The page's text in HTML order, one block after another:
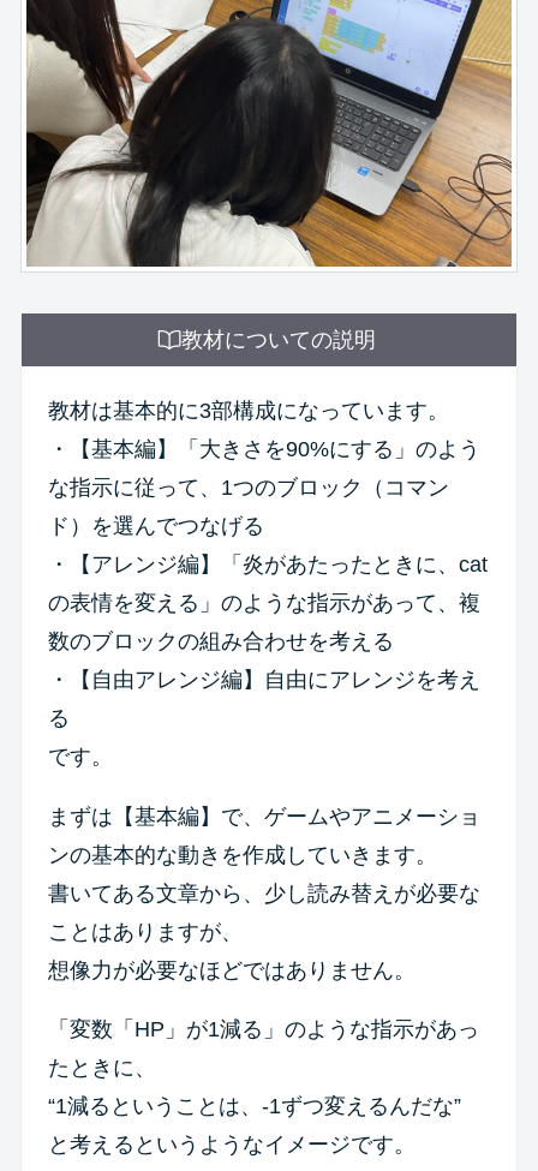
教材についての説明
教材は基本的に3部構成になっています。
・【基本編】「大きさを90%にする」のよう
な指示に従って、1つのブロック（コマン
ド）を選んでつなげる
・【アレンジ編】「炎があたったときに、cat
の表情を変える」のような指示があって、複
数のブロックの組み合わせを考える
・【自由アレンジ編】自由にアレンジを考え
る
です。
まずは【基本編】で、ゲームやアニメーショ
ンの基本的な動きを作成していきます。
書いてある文章から、少し読み替えが必要な
ことはありますが、
想像力が必要なほどではありません。
「変数「HP」が1減る」のような指示があっ
たときに、
“1減るということは、-1ずつ変えるんだな”
と考えるというようなイメージです。